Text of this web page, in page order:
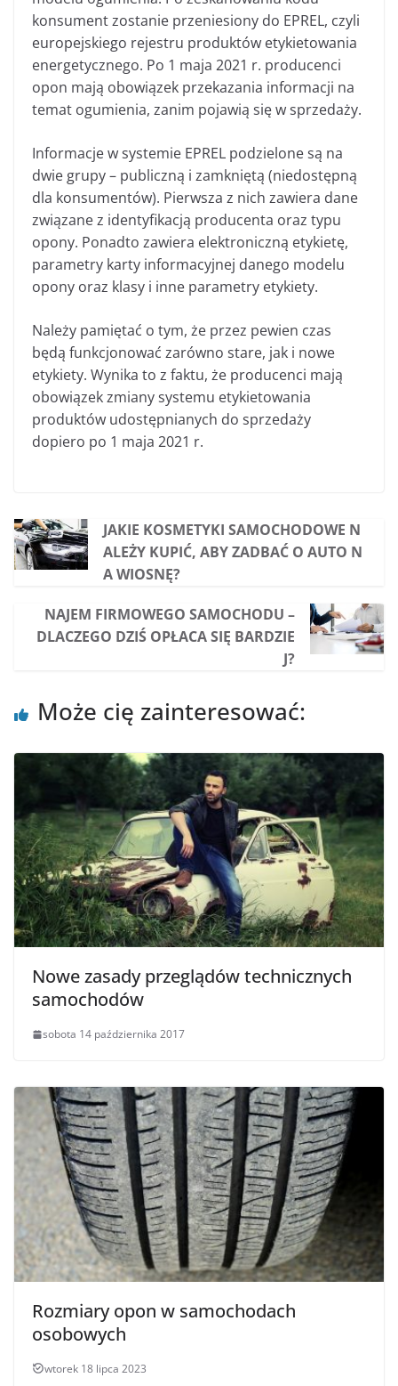
konsument zostanie przeniesiony do EPREL, czyli
europejskiego rejestru produktów etykietowania
energetycznego. Po 1 maja 2021 r. producenci
opon mają obowiązek przekazania informacji na
temat ogumienia, zanim pojawią się w sprzedaży.
Informacje w systemie EPREL podzielone są na
dwie grupy – publiczną i zamkniętą (niedostępną
dla konsumentów). Pierwsza z nich zawiera dane
związane z identyfikacją producenta oraz typu
opony. Ponadto zawiera elektroniczną etykietę,
parametry karty informacyjnej danego modelu
opony oraz klasy i inne parametry etykiety.
Należy pamiętać o tym, że przez pewien czas
będą funkcjonować zarówno stare, jak i nowe
etykiety. Wynika to z faktu, że producenci mają
obowiązek zmiany systemu etykietowania
produktów udostępnianych do sprzedaży
dopiero po 1 maja 2021 r.
JAKIE KOSMETYKI SAMOCHODOWE N
ALEŻY KUPIĆ, ABY ZADBAĆ O AUTO N
A WIOSNĘ?
NAJEM FIRMOWEGO SAMOCHODU –
DLACZEGO DZIŚ OPŁACA SIĘ BARDZIE
J?
Może cię zainteresować:
Nowe zasady przeglądów technicznych
samochodów
sobota 14 października 2017
Rozmiary opon w samochodach
osobowych
wtorek 18 lipca 2023